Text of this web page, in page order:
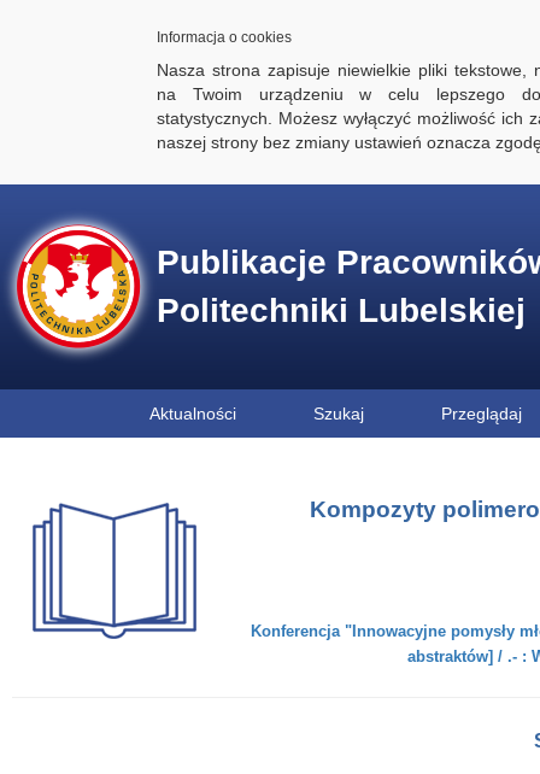
Informacja o cookies
Nasza strona zapisuje niewielkie pliki tekstowe,
na Twoim urządzeniu w celu lepszego
statystycznych. Możesz wyłączyć możliwość ich
naszej strony bez zmiany ustawień oznacza
Publikacje
Politechniki Lubelskiej
Aktualności Szukaj Przeglądaj
Kompozyty
Konferencja "Innowacyjne pomysły
abstraktów] / .- :